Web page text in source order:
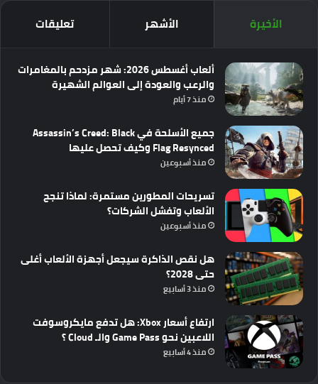
الأخيرة الأشهر تعليقات
ألعاب أغسطس 2026: شهر مزدحم بالمغامرات
والرعب والعودة إلى العوالم الشهيرة
منذ 7 أيام
جميع الأسلحة في Assassin’s Creed: Black
Flag Resynced وكيف تحصل عليها
منذ أسبوعين
تسريحات المطورين مستمرة: لماذا تنجح
الألعاب وتفشل الشركات؟
منذ أسبوعين
هل نقص الذاكرة سيجعل أجهزة الألعاب أغلى
حتى 2028؟
منذ 3 أسابيع
ارتفاع أسعار Xbox: هل تدفع مايكروسوفت
اللاعبين نحو Game Pass والـ Cloud ؟
منذ 4 أسابيع